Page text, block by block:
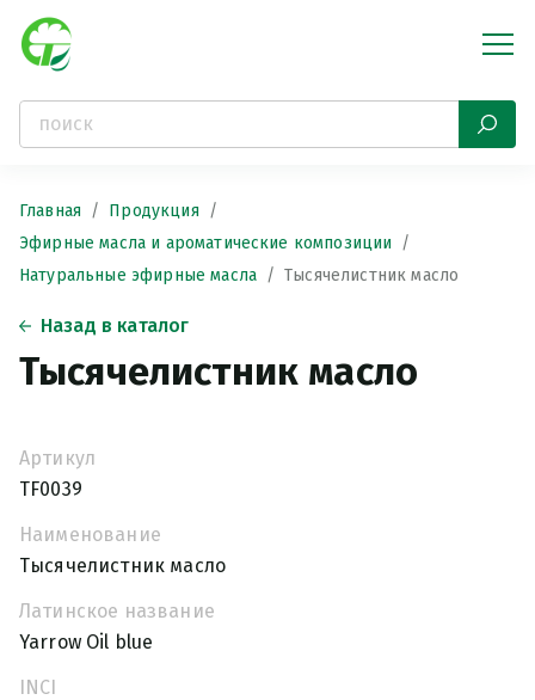
Главная
Продукция
Эфирные масла и ароматические композиции
Натуральные эфирные масла
Тысячелистник масло
Назад в каталог
Тысячелистник масло
Артикул
TF0039
Наименование
Тысячелистник масло
Латинское название
Yarrow Oil blue
INCI